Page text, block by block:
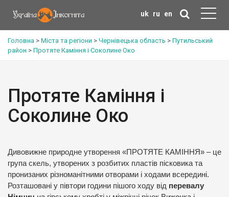
uk ru en
Головна > Міста та регіони > Чернівецька область > Путильський
район > Протяте Каміння і Соколине Око
Протяте Каміння і
Соколине Око
Дивовижне природне утворення «ПРОТЯТЕ КАМІННЯ» – це
група скель, утворених з розбитих пластів пісковика та
пронизаних різноманітними отворами і ходами всередині.
Розташовані у півтори години пішого ходу від перевалу